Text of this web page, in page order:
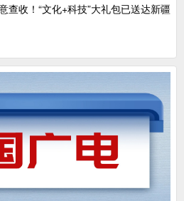
查收！“文化+科技”大礼包已送达新疆